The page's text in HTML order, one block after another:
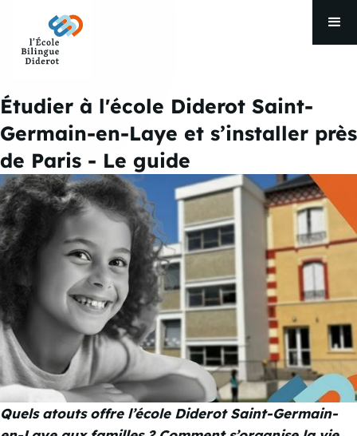
Étudier à l'école Diderot Saint-
Germain-en-Laye et s’installer près
de Paris - Le guide
Quels atouts offre l’école Diderot Saint-Germain-